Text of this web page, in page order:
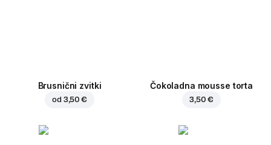
Brusnični zvitki
od 3,50 €
Čokoladna mousse torta
3,50 €